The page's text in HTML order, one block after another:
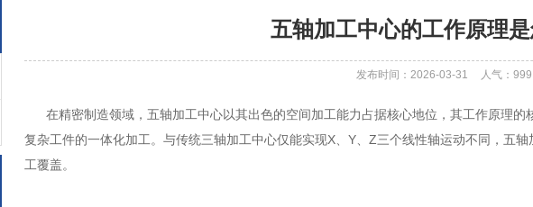
五轴加工中心的工作原理
发布时间：2026-03-31 人气： 999
在精密制造领域，五轴加工中心以其出色的空间加工能力占据核心地位，其工作原理的
复杂工件的一体化加工。与传统三轴加工中心仅能实现X、Y、Z三个线性轴运动不同，五
工覆盖。